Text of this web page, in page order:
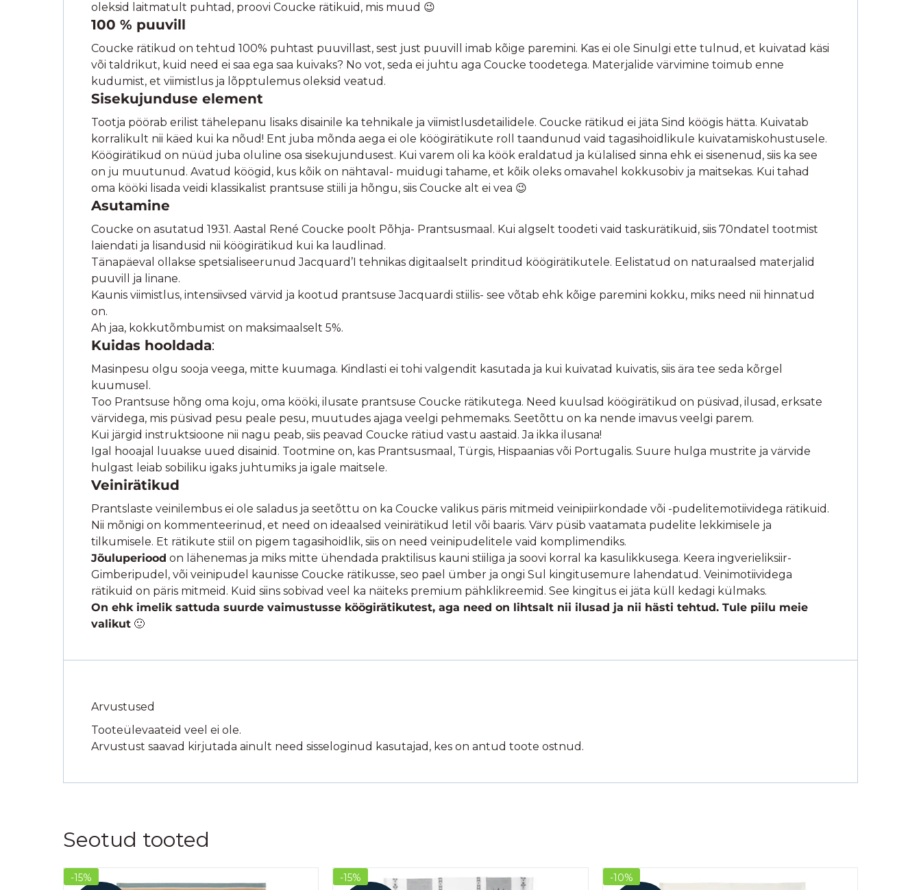
oleksid laitmatult puhtad, proovi Coucke rätikuid, mis muud 😉
100 % puuvill
Coucke rätikud on tehtud 100% puhtast puuvillast, sest just puuvill imab kõige paremini. Kas ei ole Sinulgi ette tulnud, et kuivatad käsi
või taldrikut, kuid need ei saa ega saa kuivaks? No vot, seda ei juhtu aga Coucke toodetega. Materjalide värvimine toimub enne
kudumist, et viimistlus ja lõpptulemus oleksid veatud.
Sisekujunduse element
Tootja pöörab erilist tähelepanu lisaks disainile ka tehnikale ja viimistlusdetailidele. Coucke rätikud ei jäta Sind köögis hätta. Kuivatab
korralikult nii käed kui ka nõud! Ent juba mõnda aega ei ole köögirätikute roll taandunud vaid tagasihoidlikule kuivatamiskohustusele.
Köögirätikud on nüüd juba oluline osa sisekujundusest. Kui varem oli ka köök eraldatud ja külalised sinna ehk ei sisenenud, siis ka see
on ju muutunud. Avatud köögid, kus kõik on nähtaval- muidugi tahame, et kõik oleks omavahel kokkusobiv ja maitsekas. Kui tahad
oma kööki lisada veidi klassikalist prantsuse stiili ja hõngu, siis Coucke alt ei vea 😉
Asutamine
Coucke on asutatud 1931. Aastal René Coucke poolt Põhja- Prantsusmaal. Kui algselt toodeti vaid taskurätikuid, siis 70ndatel tootmist
laiendati ja lisandusid nii köögirätikud kui ka laudlinad.
Tänapäeval ollakse spetsialiseerunud Jacquard’I tehnikas digitaalselt prinditud köögirätikutele. Eelistatud on naturaalsed materjalid
puuvill ja linane.
Kaunis viimistlus, intensiivsed värvid ja kootud prantsuse Jacquardi stiilis- see võtab ehk kõige paremini kokku, miks need nii hinnatud
on.
Ah jaa, kokkutõmbumist on maksimaalselt 5%.
Kuidas hooldada:
Masinpesu olgu sooja veega, mitte kuumaga. Kindlasti ei tohi valgendit kasutada ja kui kuivatad kuivatis, siis ära tee seda kõrgel
kuumusel.
Too Prantsuse hõng oma koju, oma kööki, ilusate prantsuse Coucke rätikutega. Need kuulsad köögirätikud on püsivad, ilusad, erksate
värvidega, mis püsivad pesu peale pesu, muutudes ajaga veelgi pehmemaks. Seetõttu on ka nende imavus veelgi parem.
Kui järgid instruktsioone nii nagu peab, siis peavad Coucke rätiud vastu aastaid. Ja ikka ilusana!
Igal hooajal luuakse uued disainid. Tootmine on, kas Prantsusmaal, Türgis, Hispaanias või Portugalis. Suure hulga mustrite ja värvide
hulgast leiab sobiliku igaks juhtumiks ja igale maitsele.
Veinirätikud
Prantslaste veinilembus ei ole saladus ja seetõttu on ka Coucke valikus päris mitmeid veinipiirkondade või -pudelitemotiividega rätikuid.
Nii mõnigi on kommenteerinud, et need on ideaalsed veinirätikud letil või baaris. Värv püsib vaatamata pudelite lekkimisele ja
tilkumisele. Et rätikute stiil on pigem tagasihoidlik, siis on need veinipudelitele vaid komplimendiks.
Jõuluperiood on lähenemas ja miks mitte ühendada praktilisus kauni stiiliga ja soovi korral ka kasulikkusega. Keera ingverieliksiir-
Gimberipudel, või veinipudel kaunisse Coucke rätikusse, seo pael ümber ja ongi Sul kingitusemure lahendatud. Veinimotiividega
rätikuid on päris mitmeid. Kuid siins sobivad veel ka näiteks premium pähklikreemid. See kingitus ei jäta küll kedagi külmaks.
On ehk imelik sattuda suurde vaimustusse köögirätikutest, aga need on lihtsalt nii ilusad ja nii hästi tehtud. Tule piilu meie
valikut 🙂
Arvustused
Tooteülevaateid veel ei ole.
Arvustust saavad kirjutada ainult need sisseloginud kasutajad, kes on antud toote ostnud.
Seotud tooted
-15% -15% -10%